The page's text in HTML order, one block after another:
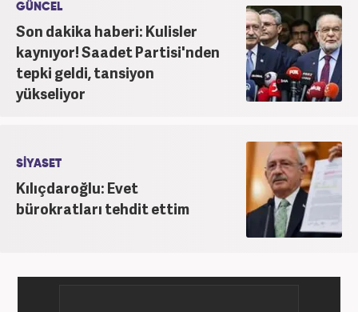
GÜNCEL
Son dakika haberi: Kulisler
kaynıyor! Saadet Partisi'nden
tepki geldi, tansiyon
yükseliyor
SİYASET
Kılıçdaroğlu: Evet
bürokratları tehdit ettim